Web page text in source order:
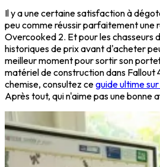
Il y a une certaine satisfaction à
peu comme réussir parfaitement une
Overcooked 2. Et pour les chasseurs
historiques de prix avant d'acheter
meilleur moment pour sortir son
matériel de construction dans Fallout
chemise, consultez ceguide ultime
Après tout, qui n'aime pas une bonne